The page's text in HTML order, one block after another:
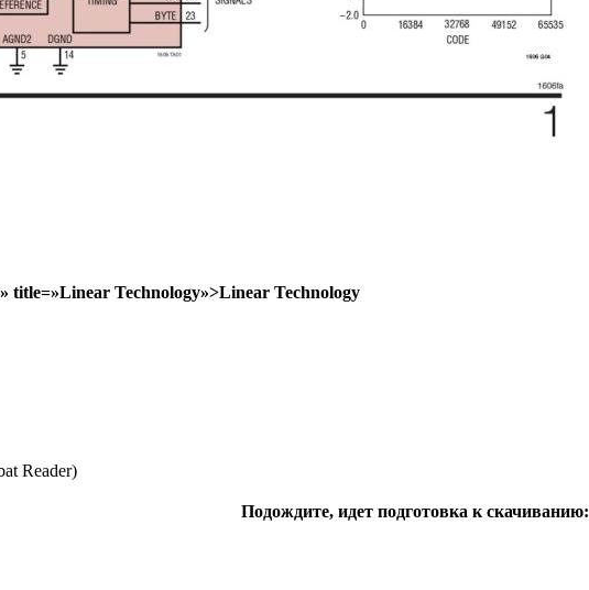
title=»Linear Technology»>Linear Technology
Reader)
Подождите, идет подготовка к скачиванию: